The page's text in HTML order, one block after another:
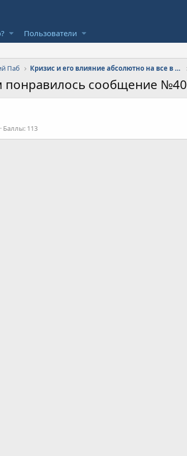
Пользователи
Паб Кризис и его влияние абсолютно на все в городе
понравилось сообщение №40
Баллы 113